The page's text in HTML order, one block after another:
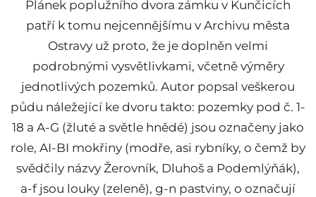
Plánek poplužního dvora zámku v Kunčicích
patří k tomu nejcennějšímu v Archivu města
Ostravy už proto, že je doplněn velmi
podrobnými vysvětlivkami, včetně výměry
jednotlivých pozemků. Autor popsal veškerou
půdu náležející ke dvoru takto: pozemky pod č. 1-
18 a A-G (žluté a světle hnědé) jsou označeny jako
role, AI-BI mokřiny (modře, asi rybníky, o čemž by
svědčily názvy Žerovník, Dluhoš a Podemlýňák),
a-f jsou louky (zeleně), g-n pastviny, o označují